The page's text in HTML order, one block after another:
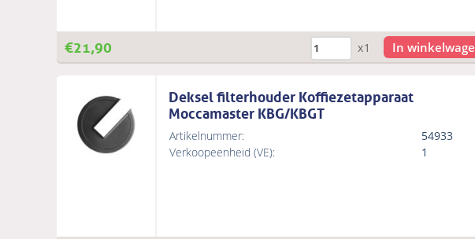
€21,90 x1 In
Deksel filterhouder Koffiezetapparaat
Moccamaster KBG/KBGT
Artikelnummer:
54933
Verkoopeenheid (VE):
1